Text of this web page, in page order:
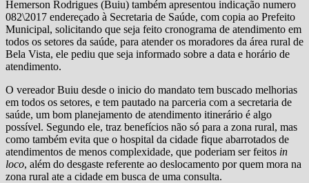
Hemerson Rodrigues (Buiu) também apresentou indicação numero
082\2017 endereçado à Secretaria de Saúde, com copia ao Prefeito
Municipal, solicitando que seja feito cronograma de atendimento em
todos os setores da saúde, para atender os moradores da área rural de
Bela Vista, ele pediu que seja informado sobre a data e horário de
atendimento.
O vereador Buiu desde o inicio do mandato tem buscado melhorias
em todos os setores, e tem pautado na parceria com a secretaria de
saúde, um bom planejamento de atendimento itinerário é algo
possível. Segundo ele, traz benefícios não só para a zona rural, mas
como também evita que o hospital da cidade fique abarrotados de
atendimentos de menos complexidade, que poderiam ser feitos in
loco, além do desgaste referente ao deslocamento por quem mora na
zona rural ate a cidade em busca de uma consulta.